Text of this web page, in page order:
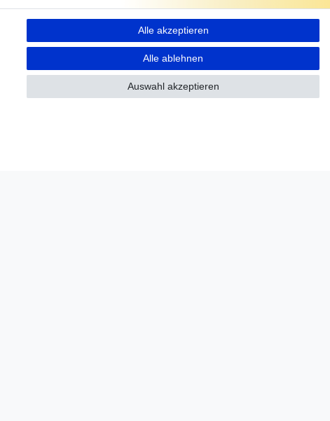
Alle akzeptieren
Alle ablehnen
Auswahl akzeptieren